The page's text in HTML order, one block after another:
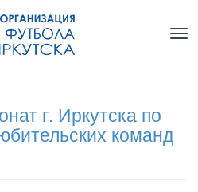
г. Иркутска по
команд